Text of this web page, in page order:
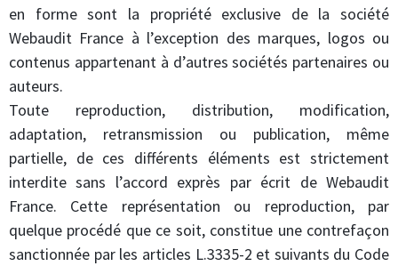
en forme sont la propriété exclusive de la société
Webaudit France à l’exception des marques, logos ou
contenus appartenant à d’autres sociétés partenaires ou
auteurs.
Toute reproduction, distribution, modification,
adaptation, retransmission ou publication, même
partielle, de ces différents éléments est strictement
interdite sans l’accord exprès par écrit de Webaudit
France. Cette représentation ou reproduction, par
quelque procédé que ce soit, constitue une contrefaçon
sanctionnée par les articles L.3335-2 et suivants du Code